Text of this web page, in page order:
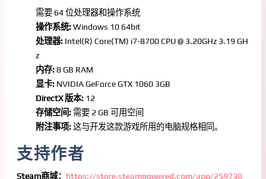
需要 64 位处理器和操作系统
操作系统:Windows 10 64bit
处理器: Intel(R) Core(TM) i7-8700 CPU @ 3.20GHz 3.19 GH
z
内存:8 GB RAM
显卡: NVIDIA GeForce GTX 1060 3GB
DirectX 版本: 12
存储空间: 需要 2 GB 可用空间
附注事项:这与开发这款游戏所用的电脑规格相同。
支持作者
Steam商城： https://store.steampowered.com/app/259730